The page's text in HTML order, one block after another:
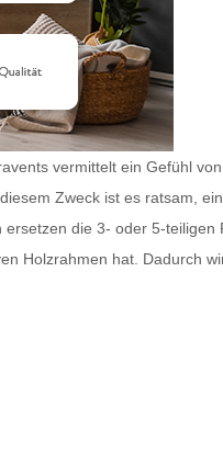
vermittelt ein Gefühl
Zweck ist es ratsam, ein
die 3- oder 5-teiligen
Holzrahmen hat. Dadurch